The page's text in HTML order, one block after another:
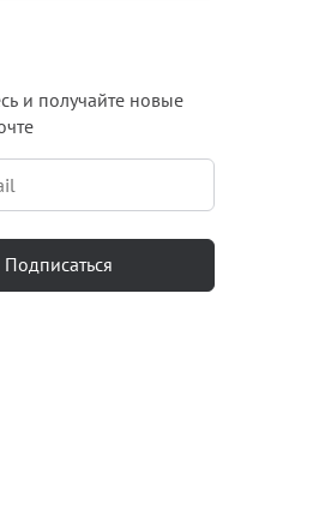
и получайте новые
Подписаться